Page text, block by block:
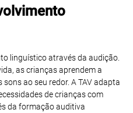
linguístico através da audição.
as crianças aprendem a
ao seu redor. A TAV adapta
de crianças com
da formação auditiva